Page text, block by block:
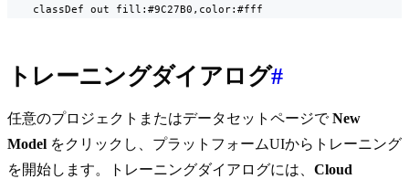
    classDef out fill:#9C27B0,color:#fff
トレーニングダイアログ#
任意のプロジェクトまたはデータセットページでNew
Model をクリックし、プラットフォームUIからトレーニング
を開始します。トレーニングダイアログには、 Cloud